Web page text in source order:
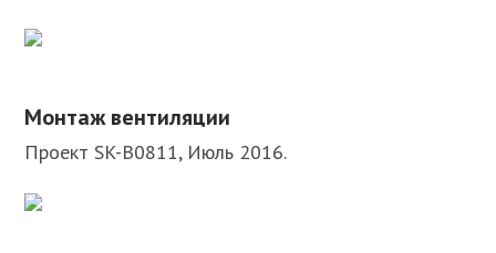
Монтаж вентиляции
Проект SK-B0811, Июль 2016.